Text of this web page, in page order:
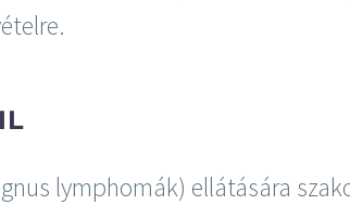
lymphomák) ellátására